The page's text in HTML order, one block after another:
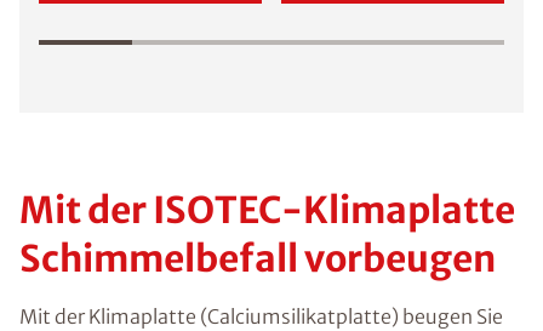
Mit der ISOTEC-Klimaplatte
Schimmelbefall vorbeugen
Mit der Klimaplatte (Calciumsilikatplatte) beugen Sie